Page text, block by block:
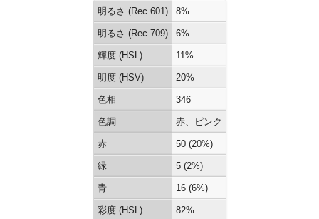
明るさ (Rec.601) 8%
明るさ (Rec.709) 6%
輝度 (HSL) 11%
明度 (HSV) 20%
色相 346
色調 赤、ピンク
赤 50 (20%)
緑 5 (2%)
青 16 (6%)
彩度 (HSL) 82%